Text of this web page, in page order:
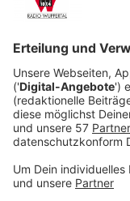
Veröffentlicht:
Anzeige
Doch Billie will
Gedanken drehen
Vergangenheit,
Freund Brad
sie nie ganz